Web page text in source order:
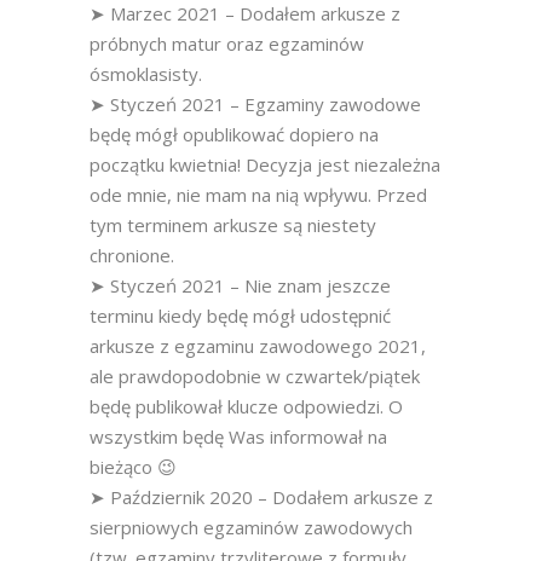
➤ Marzec 2021 – Dodałem arkusze z
próbnych matur oraz egzaminów
ósmoklasisty.
➤ Styczeń 2021 – Egzaminy zawodowe
będę mógł opublikować dopiero na
początku kwietnia! Decyzja jest niezależna
ode mnie, nie mam na nią wpływu. Przed
tym terminem arkusze są niestety
chronione.
➤ Styczeń 2021 – Nie znam jeszcze
terminu kiedy będę mógł udostępnić
arkusze z egzaminu zawodowego 2021,
ale prawdopodobnie w czwartek/piątek
będę publikował klucze odpowiedzi. O
wszystkim będę Was informował na
bieżąco 😉
➤ Październik 2020 – Dodałem arkusze z
sierpniowych egzaminów zawodowych